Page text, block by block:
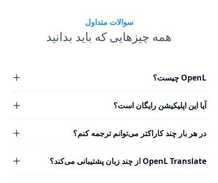
سوالات متداول
همه چیزهایی که باید بدانید
OpenL چیست؟
آیا این اپلیکیشن رایگان است؟
در هر بار چند کاراکتر می‌توانم ترجمه کنم؟
OpenL Translate از چند زبان پشتیبانی می‌کند؟